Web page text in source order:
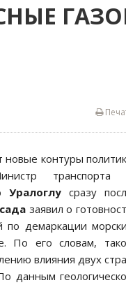
контуры
транспорта
Уралоглу сразу
заявил о
по демаркации
По его словам,
влияния двух
данным